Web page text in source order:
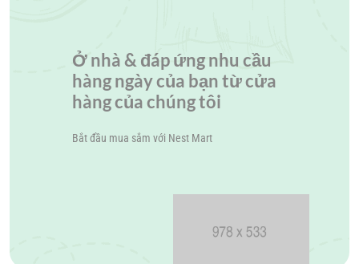
Ở nhà & đáp ứng nhu cầu
hàng ngày của bạn từ cửa
hàng của chúng tôi
Bắt đầu mua sắm với Nest Mart